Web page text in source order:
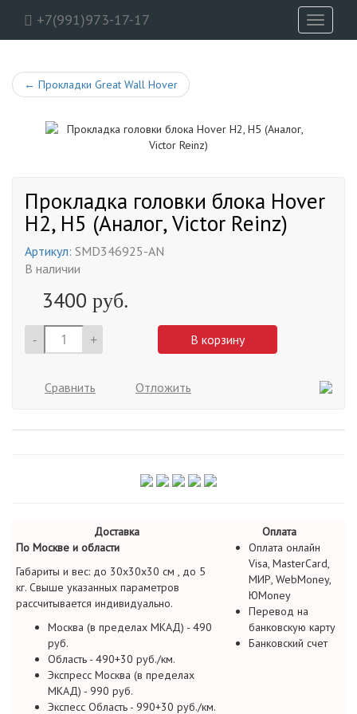
+7(991)973-17-17
Toggle
← Прокладки Great Wall Hover
Прокладка головки блока Hover
H2, H5 (Аналог, Victor Reinz)
Артикул: SMD346925-AN
В наличии
3400 руб.
- + В корзину
Сравнить Отложить
Доставка
Оплата
По Москве и области
Габариты и вес: до 30х30х30 см , до 5
кг. Свыше указанных параметров
рассчитывается индивидуально.
Москва (в пределах МКАД) - 490
руб.
Область - 490+30 руб./км.
Экспресс Москва (в пределах
МКАД) - 990 руб.
Экспесс Область - 990+30 руб./км.
Оплата онлайн
Visa, MasterCard,
МИР, WebMoney,
ЮMoney
Перевод на
банковскую карту
Банковский счет